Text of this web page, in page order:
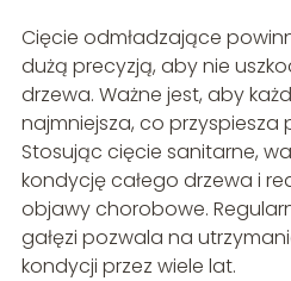
Cięcie odmładzające
dużą precyzją, aby nie
drzewa. Ważne jest, aby
najmniejsza, co przyspiesza
Stosując cięcie sanitarne,
kondycję całego drzewa i
objawy chorobowe.
gałęzi pozwala na
kondycji przez wiele lat.